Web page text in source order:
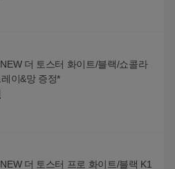
더 토스터 화이트/블랙/쇼콜라
이&망 증정*
이트/블랙 K1